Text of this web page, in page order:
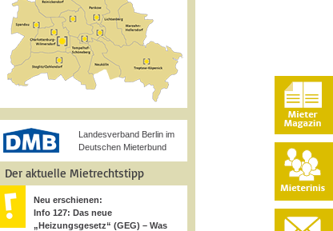
Landesverband Berlin im
Deutschen Mieterbund
Der aktuelle Mietrechtstipp
Neu erschienen:
Info 127: Das neue
„Heizungsgesetz“ (GEG) – Was